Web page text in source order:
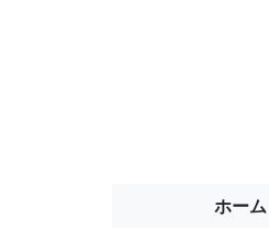
ホーム